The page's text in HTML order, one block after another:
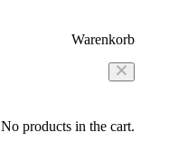
Warenkorb
No products in the cart.